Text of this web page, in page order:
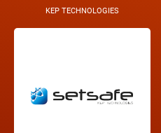
KEP TECHNOLOGIES